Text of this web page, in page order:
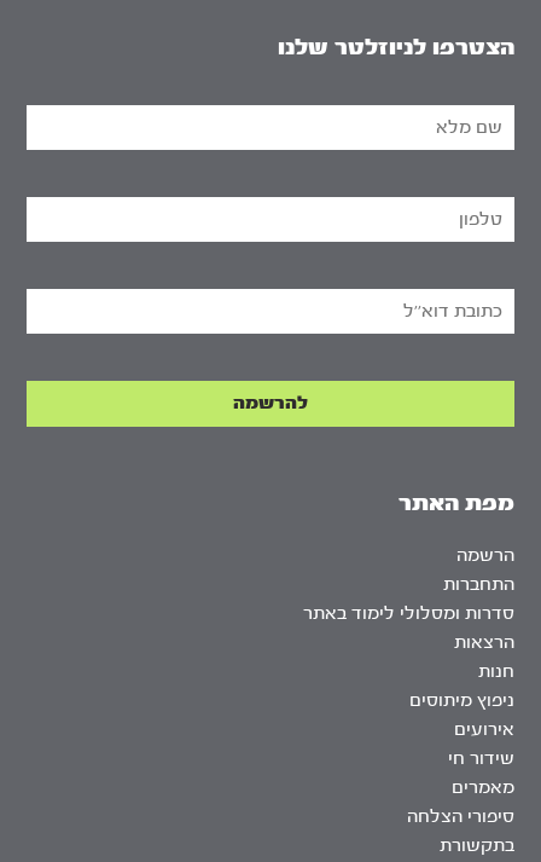
מפת האתר
הרשמה
התחברות
סדרות ומסלולי לימוד באתר
הרצאות
חנות
ניפוץ מיתוסים
אירועים
שידור חי
מאמרים
סיפורי הצלחה
בתקשורת
הצטרפו לניוזלטר שלנו